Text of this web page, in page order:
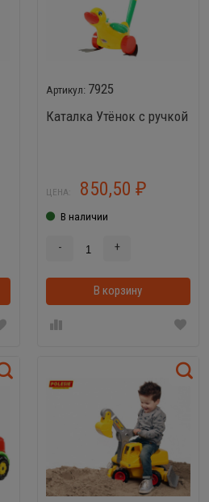
В корзинке
7925
Каталка Утёнок с ручкой
ЦЕНА: 850,50 ₽
В наличии
- +
В корзину